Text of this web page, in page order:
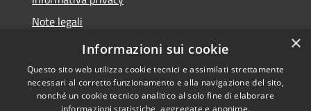
Note legali
Dichiarazione di accessibilità
×
Informazioni sui cookie
Questo sito web utilizza cookie tecnici e assimilati strettamente
necessari al corretto funzionamento e alla navigazione del sito,
nonché un cookie tecnico analitico al solo fine di elaborare
informazioni statistiche, aggregate e anonime.